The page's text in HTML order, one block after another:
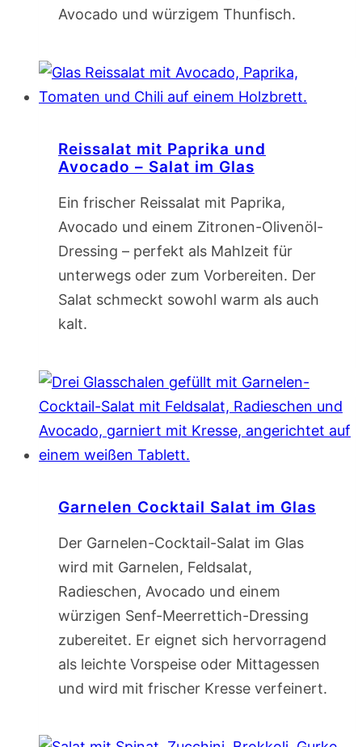
Avocado und würzigem Thunfisch.
Reissalat mit Paprika und
Avocado – Salat im Glas
Ein frischer Reissalat mit Paprika,
Avocado und einem Zitronen-Olivenöl-
Dressing – perfekt als Mahlzeit für
unterwegs oder zum Vorbereiten. Der
Salat schmeckt sowohl warm als auch
kalt.
Garnelen Cocktail Salat im Glas
Der Garnelen-Cocktail-Salat im Glas
wird mit Garnelen, Feldsalat,
Radieschen, Avocado und einem
würzigen Senf-Meerrettich-Dressing
zubereitet. Er eignet sich hervorragend
als leichte Vorspeise oder Mittagessen
und wird mit frischer Kresse verfeinert.